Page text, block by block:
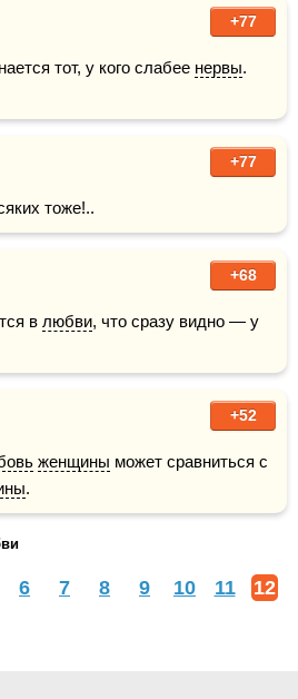
+77
тот, у кого слабее нервы.
+77
тоже!..
+68
в любви, что сразу видно — у
+52
женщины может сравниться с
.
6 7 8 9 10 11
12